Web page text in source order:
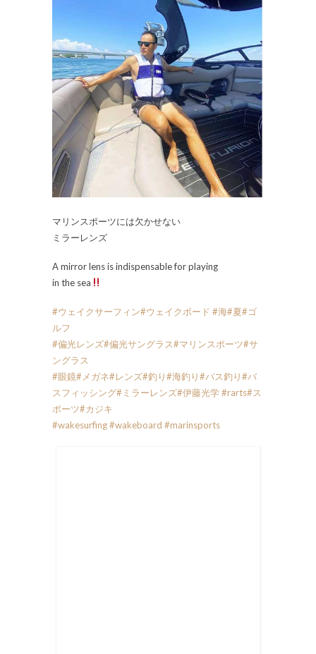
マリンスポーツには欠かせない
ミラーレンズ
A mirror lens is indispensable for playing
in the sea
#ウェイクサーフィン#ウェイクボード #海#夏#ゴ
ルフ
#偏光レンズ#偏光サングラス#マリンスポーツ#サ
ングラス
#眼鏡#メガネ#レンズ#釣り#海釣り#バス釣り#バ
スフィッシング#ミラーレンズ#伊藤光学#rarts#ス
ポーツ#カジキ
#wakesurfing#wakeboard #marinsports